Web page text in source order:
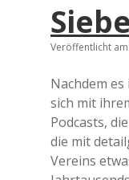
Veröffentlicht
Nachdem
sich mit
Podcasts,
die mit
Vereins